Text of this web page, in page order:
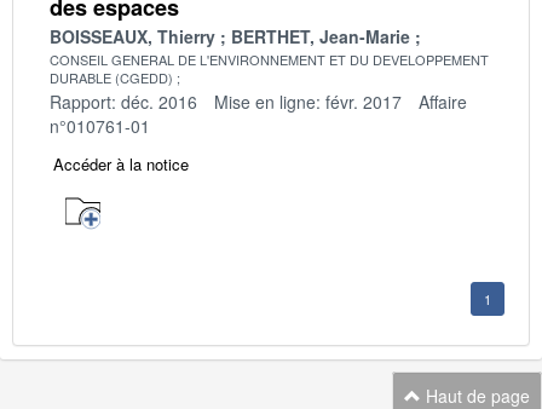
des espaces
BOISSEAUX, Thierry BERTHET, Jean-Marie
CONSEIL GENERAL DE L'ENVIRONNEMENT ET DU DEVELOPPEMENT
DURABLE (CGEDD)
Rapport: déc. 2016 Mise en ligne: févr. 2017
Affaire
n°010761-01
Accéder à la notice
1
Haut de page